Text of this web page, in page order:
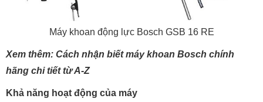
Máy khoan động lực Bosch GSB 16 RE
Xem thêm: Cách nhận biết máy khoan Bosch chính
hãng chi tiết từ A-Z
Khả năng hoạt động của máy